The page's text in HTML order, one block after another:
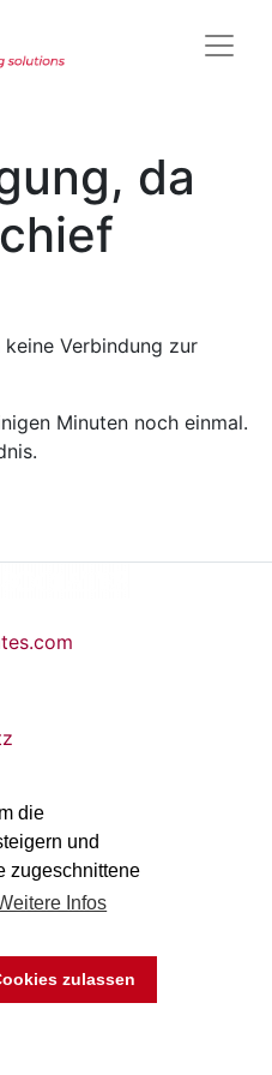
die
und
zugeschnittene
Infos
zulassen
da
Verbindung zur
Minuten noch einmal.